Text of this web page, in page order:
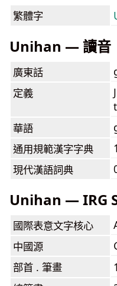
繁體字
Unihan — 讀音
廣東話
定義
華語
通用規範漢字字典
現代漢語詞典
Unihan — IRG
國際表意文字核心
中國源
部首 . 筆畫